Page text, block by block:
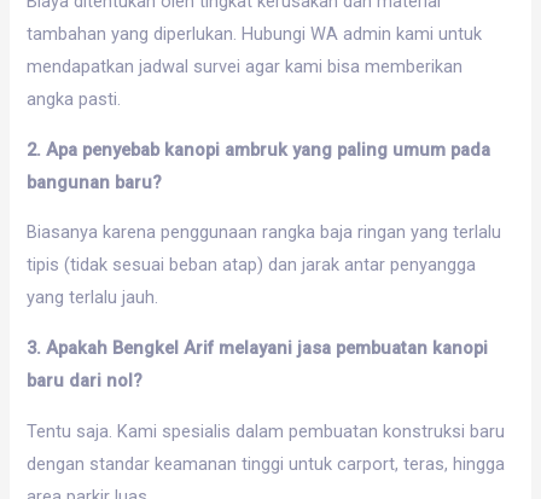
tambahan yang diperlukan. Hubungi WA admin kami untuk
mendapatkan jadwal survei agar kami bisa memberikan
angka pasti.
2. Apa penyebab kanopi ambruk yang paling umum pada
bangunan baru?
Biasanya karena penggunaan rangka baja ringan yang terlalu
tipis (tidak sesuai beban atap) dan jarak antar penyangga
yang terlalu jauh.
3. Apakah Bengkel Arif melayani jasa pembuatan kanopi
baru dari nol?
Tentu saja. Kami spesialis dalam pembuatan konstruksi baru
dengan standar keamanan tinggi untuk carport, teras, hingga